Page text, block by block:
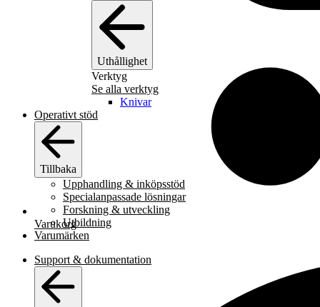
Uthållighet
Verktyg
Se alla verktyg
Knivar
Operativt stöd
Tillbaka
Upphandling & inköpsstöd
Specialanpassade lösningar
Forskning & utveckling
Utbildning
Varumärken
Support & dokumentation
Varukorg